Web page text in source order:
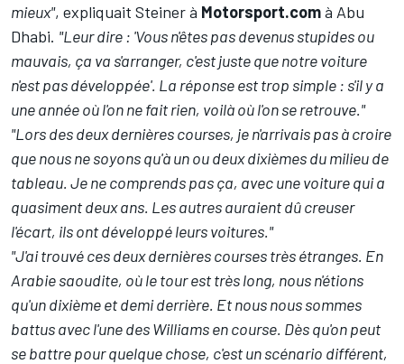
mieux", expliquait Steiner à Motorsport.comà Abu
Dhabi. "Leur dire : 'Vous n'êtes pas devenus stupides ou
mauvais, ça va s'arranger, c'est juste que notre voiture
n'est pas développée'. La réponse est trop simple : s'il y a
une année où l'on ne fait rien, voilà où l'on se retrouve."
"Lors des deux dernières courses, je n'arrivais pas à croire
que nous ne soyons qu'à un ou deux dixièmes du milieu de
tableau. Je ne comprends pas ça, avec une voiture qui a
quasiment deux ans. Les autres auraient dû creuser
l'écart, ils ont développé leurs voitures."
"J'ai trouvé ces deux dernières courses très étranges. En
Arabie saoudite, où le tour est très long, nous n'étions
qu'un dixième et demi derrière. Et nous nous sommes
battus avec l'une desWilliamsen course. Dès qu'on peut
se battre pour quelque chose, c'est un scénario différent,